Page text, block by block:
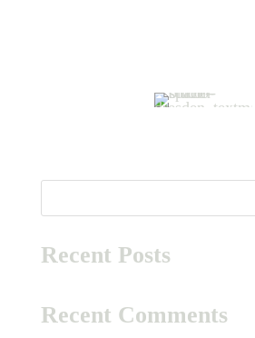
Recent Posts
Recent Comments